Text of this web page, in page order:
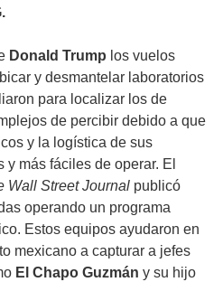
Donald Trump los vuelos
y desmantelar laboratorios
para localizar los de
de percibir debido a que
y la logística de sus
más fáciles de operar. El
Wall Street Journal publicó
operando un programa
Estos equipos ayudaron en
mexicano a capturar a jefes
El Chapo Guzmán y su hijo